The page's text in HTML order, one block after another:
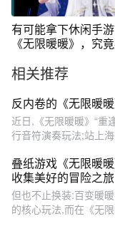
有可能拿下休闲手
《无限暖暖》，究
相关推荐
反内卷的《无限暖
近日,《无限暖暖》“重
行音符演奏玩法;站上
叠纸游戏《无限暖
收集美好的冒险之旅
但也不止换装:百变暖
的核心玩法,而在《无